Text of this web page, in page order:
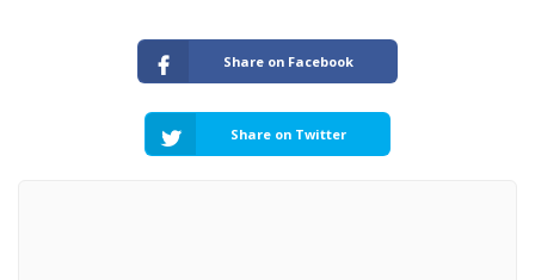
Share on Facebook
Share on Twitter